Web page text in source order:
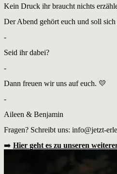
Kein Druck ihr braucht nichts
Der Abend gehört euch und soll sich
-
Seid ihr dabei?
-
Dann freuen wir uns auf euch. 💛
-
Aileen & Benjamin
Fragen? Schreibt uns: info@jetzt-
➡️ Hier geht es zu unseren